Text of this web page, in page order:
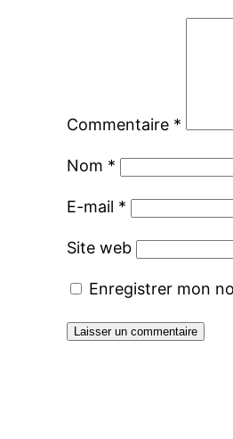
Commentaire *
Nom *
E-mail *
Site web
Enregistrer mon